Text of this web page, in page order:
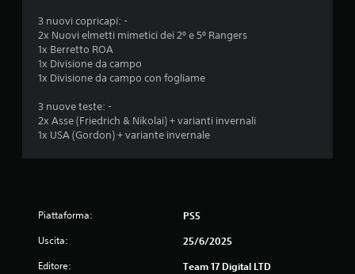
3 nuovi copricapi: -
2x Nuovi elmetti mimetici dei 2º e 5º Rangers
1x Berretto ROA
1x Divisione da campo
1x Divisione da campo con fogliame
3 nuove teste: -
2x Asse (Friedrich & Nikolai) + varianti invernali
1x USA (Gordon) + variante invernale
Piattaforma: PS5
Uscita: 25/6/2025
Editore: Team 17 Digital LTD